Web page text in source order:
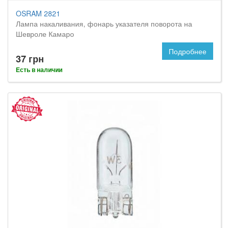
OSRAM 2821
Лампа накаливания, фонарь указателя поворота на
Шевроле Камаро
37 грн
Есть в наличии
Подробнее